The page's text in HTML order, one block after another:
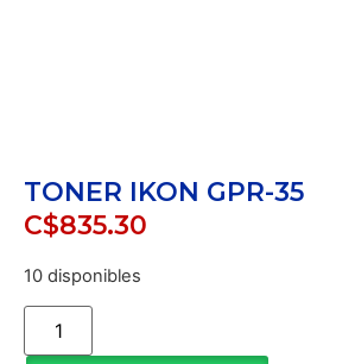
TONER IKON GPR-35
C$835.30
10 disponibles